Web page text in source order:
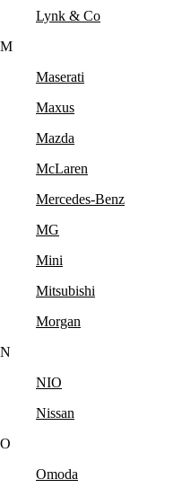
Lynk & Co
M
Maserati
Maxus
Mazda
McLaren
Mercedes-Benz
MG
Mini
Mitsubishi
Morgan
N
NIO
Nissan
O
Omoda